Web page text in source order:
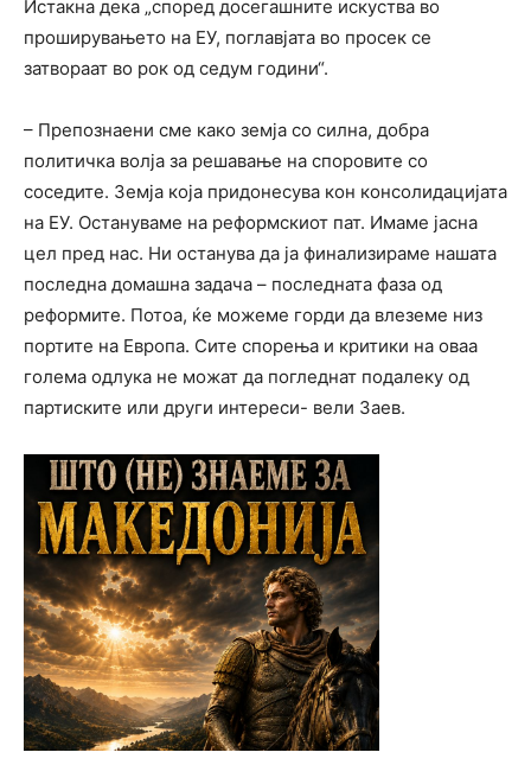
Истакна дека „според досегашните искуства во
проширувањето на ЕУ, поглавјата во просек се
затвораат во рок од седум години“.
– Препознаени сме како земја со силна, добра
политичка волја за решавање на споровите со
соседите. Земја која придонесува кон консолидацијата
на ЕУ. Остануваме на реформскиот пат. Имаме јасна
цел пред нас. Ни останува да ја финализираме нашата
последна домашна задача – последната фаза од
реформите. Потоа, ќе можеме горди да влеземе низ
портите на Европа. Сите спорења и критики на оваа
голема одлука не можат да погледнат подалеку од
партиските или други интереси- вели Заев.